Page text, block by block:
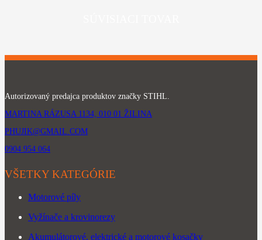
Autorizovaný predajca produktov značky STIHL.
MARTINA RÁZUSA 1134, 010 01 ŽILINA
PHUJIK@GMAIL.COM
0904 954 064
VŠETKY KATEGÓRIE
Motorové píly
Vyžínače a krovinorezy
Akumulátorové, elektrické a motorové kosačky